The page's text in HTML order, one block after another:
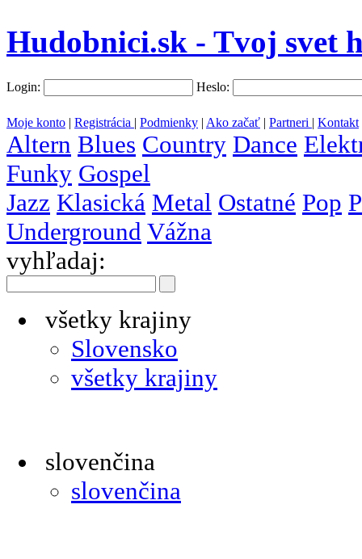
Hudobnici.sk - Tvoj svet
Login: Heslo:
Moje konto | Registrácia | Podmienky | Ako začať | Partneri | Kontakt
Altern Blues Country Dance
Funky Gospel
Jazz Klasická Metal Ostatné Pop
Underground Vážna
vyhľadaj:
všetky krajiny
Slovensko
všetky krajiny
slovenčina
slovenčina